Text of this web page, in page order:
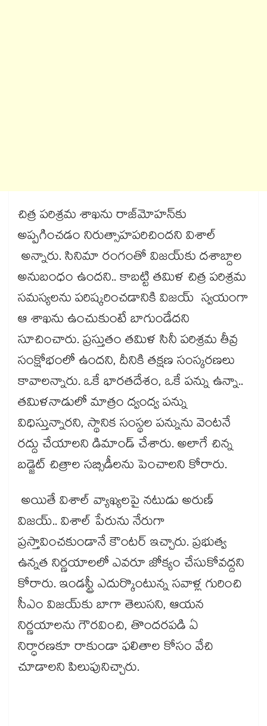
చిత్ర పరిశ్రమ శాఖను రాజ్‌మోహన్‌కు
అప్పగించడం నిరుత్సాహపరిచిందని విశాల్
అన్నారు. సినిమా రంగంతో విజయ్‌కు దశాబ్దాల
అనుబంధం ఉందని.. కాబట్టి తమిళ చిత్ర పరిశ్రమ
సమస్యలను పరిష్కరించడానికి విజయ్ స్వయంగా
ఆ శాఖను ఉంచుకుంటే బాగుండేదని
సూచించారు. ప్రస్తుతం తమిళ సినీ పరిశ్రమ తీవ్ర
సంక్షోభంలో ఉందని, దీనికి తక్షణ సంస్కరణలు
కావాలన్నారు. ఒకే భారతదేశం, ఒకే పన్ను ఉన్నా..
తమిళనాడులో మాత్రం ద్వంద్వ పన్ను
విధిస్తున్నారని, స్థానిక సంస్థల పన్నును వెంటనే
రద్దు చేయాలని డిమాండ్ చేశారు. అలాగే చిన్న
బడ్జెట్ చిత్రాల సబ్సిడీలను పెంచాలని కోరారు.
అయితే విశాల్ వ్యాఖ్యలపై నటుడు అరుణ్
విజయ్.. విశాల్ పేరును నేరుగా
ప్రస్తావించకుండానే కౌంటర్ ఇచ్చారు. ప్రభుత్వ
ఉన్నత నిర్ణయాలలో ఎవరూ జోక్యం చేసుకోవద్దని
కోరారు. ఇండస్ట్రీ ఎదుర్కొంటున్న సవాళ్ల గురించి
సీఎం విజయ్‌కు బాగా తెలుసని, ఆయన
నిర్ణయాలను గౌరవించి, తొందరపడి ఏ
నిర్ధారణకూ రాకుండా ఫలితాల కోసం వేచి
చూడాలని పిలుపునిచ్చారు.